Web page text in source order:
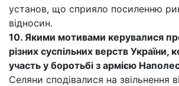
установ, що сприяло посиленню
відносин.
10. Якими мотивами керувалися
різних суспільних верств України,
участь у боротьбі з армією
Селяни сподівалися на звільнення